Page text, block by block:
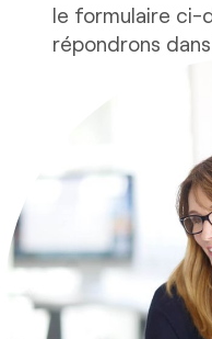
le formulaire ci-
répondrons